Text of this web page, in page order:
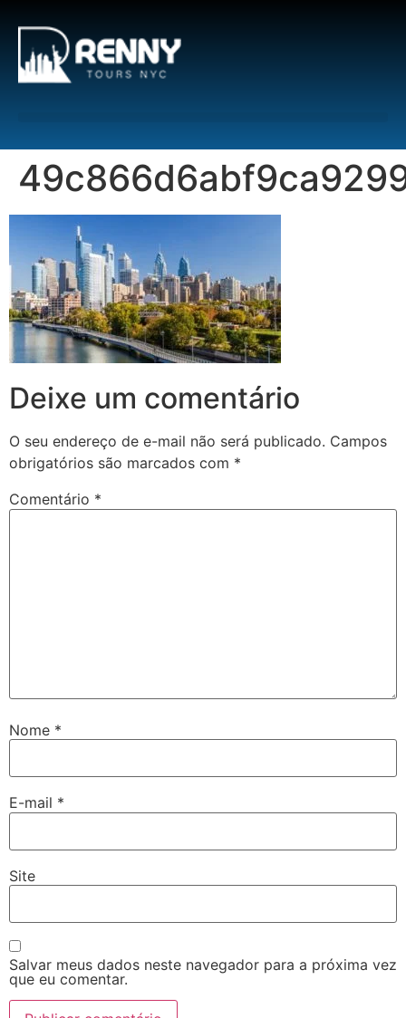
Deixe um comentário
O seu endereço de e-mail não será publicado. Campos
obrigatórios são marcados com *
Comentário *
Nome *
E-mail *
Site
Salvar meus dados neste navegador para a próxima vez
que eu comentar.